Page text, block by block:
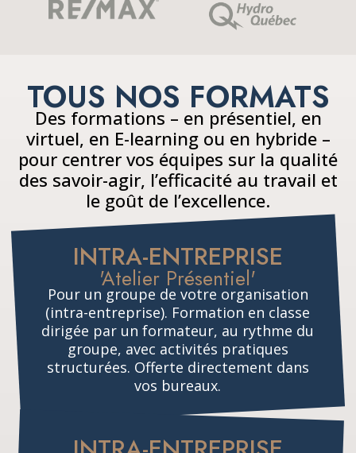
TOUS NOS FORMATS
Des formations – en présentiel, en
virtuel, en E-learning ou en hybride –
pour centrer vos équipes sur la qualité
des savoir-agir, l’efficacité au travail et
le goût de l’excellence.
INTRA-ENTREPRISE
'Atelier Présentiel'
Pour un groupe de votre organisation
(intra-entreprise). Formation en classe
dirigée par un formateur, au rythme du
groupe, avec activités pratiques
structurées. Offerte directement dans
vos bureaux.